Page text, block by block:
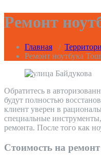
Ремонт
Главная /
Ремонт ноутбука
Обратитесь в
будут полностью
клиент уверен в
специальные
ремонта. После того как
Стоимость на